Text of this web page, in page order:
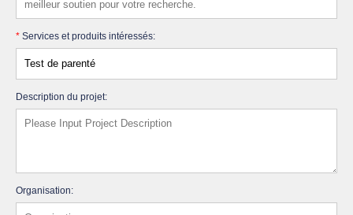
* Services et produits intéressés:
Description du projet:
Organisation: